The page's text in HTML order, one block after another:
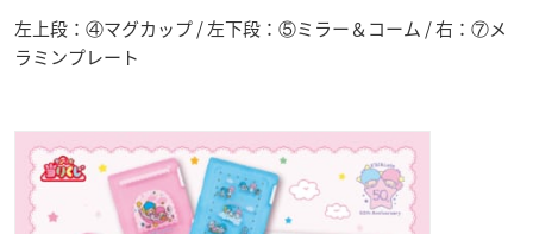
左上段：④マグカップ / 左下段：⑤ミラー＆コーム / 右：⑦メ
ラミンプレート